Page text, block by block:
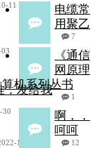
11
电缆常
用聚乙
7
《通信
网原理
机系列丛书
1
30
，发给我
啊，，
呵呵
12
10-13